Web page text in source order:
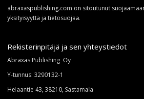
abraxaspublishing.com on sitoutunut
yksityisyyttä ja tietosuojaa.
Rekisterinpitäjä ja sen yhteystiedot
Abraxas Publishing Oy
Y-tunnus: 3290132-1
Helaantie 43, 38210, Sastamala